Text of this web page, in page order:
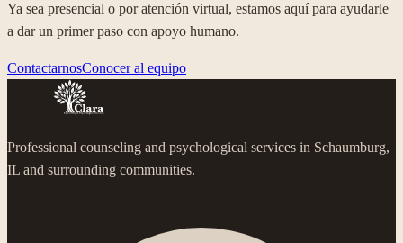
Ya sea presencial o por atención virtual, estamos aquí para ayudarle
a dar un primer paso con apoyo humano.
ContactarnosConocer al equipo
Professional counseling and psychological services in Schaumburg,
IL and surrounding communities.